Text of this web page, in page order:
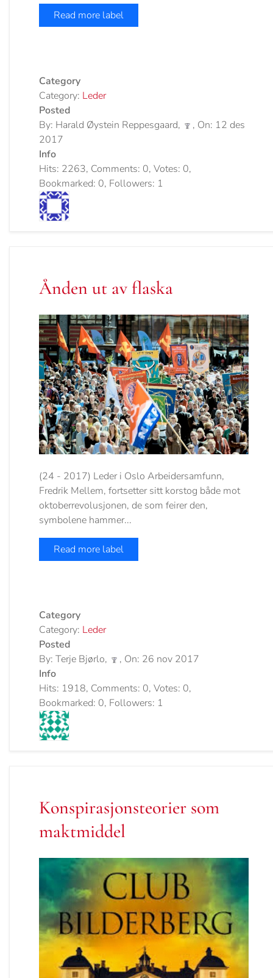
Read more label
Category
Category: Leder
Posted
By: Harald Øystein Reppesgaard,
, On: 12 des
2017
Info
Hits: 2263, Comments: 0, Votes: 0,
Bookmarked: 0, Followers: 1
Ånden ut av flaska
(24 - 2017) Leder i Oslo Arbeidersamfunn,
Fredrik Mellem, fortsetter sitt korstog både mot
oktoberrevolusjonen, de som feirer den,
symbolene hammer...
Read more label
Category
Category: Leder
Posted
By: Terje Bjørlo,
, On: 26 nov 2017
Info
Hits: 1918, Comments: 0, Votes: 0,
Bookmarked: 0, Followers: 1
Konspirasjonsteorier som
maktmiddel